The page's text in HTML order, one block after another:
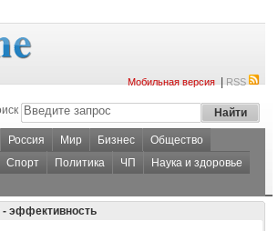
Мобильная версия|RSS
Россия Мир Бизнес
Общество
Спорт Политика ЧП
Наука и здоровье
- эффективность